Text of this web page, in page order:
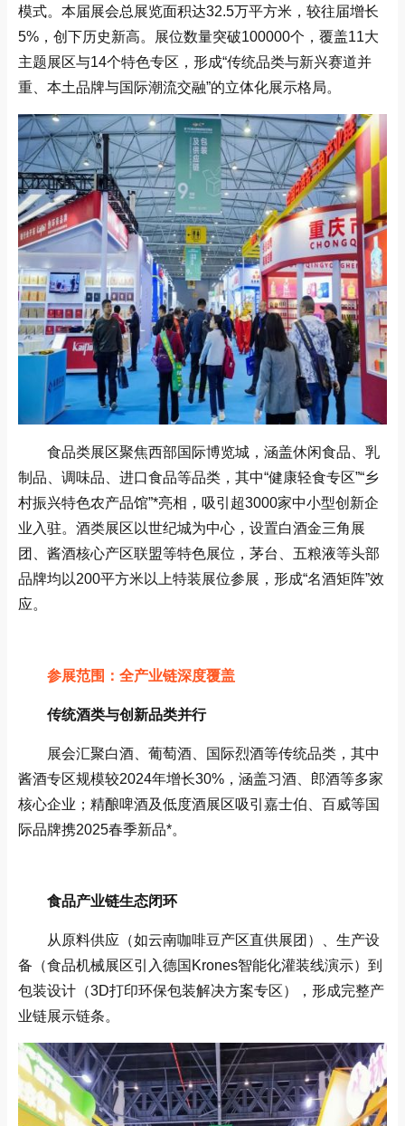
模式‌。本届展会总展览面积达32.5万平方米，较往届增长
5%，创下历史新高。展位数量突破100000个，覆盖11大
主题展区与14个特色专区，形成“传统品类与新兴赛道并
重、本土品牌与国际潮流交融”的立体化展示格局‌。
食品类展区聚焦西部国际博览城，涵盖休闲食品、乳
制品、调味品、进口食品等品类，其中“健康轻食专区”“乡
村振兴特色农产品馆”*亮相，吸引超3000家中小型创新企
业入驻‌。酒类展区以世纪城为中心，设置白酒金三角展
团、酱酒核心产区联盟等特色展位，茅台、五粮液等头部
品牌均以200平方米以上特装展位参展，形成“名酒矩阵”效
应‌。
参展范围：全产业链深度覆盖
‌传统酒类与创新品类并行‌
展会汇聚白酒、葡萄酒、国际烈酒等传统品类，其中
酱酒专区规模较2024年增长30%，涵盖习酒、郎酒等多家
核心企业；精酿啤酒及低度酒展区吸引嘉士伯、百威等国
际品牌携2025春季新品*‌。
‌食品产业链生态闭环‌
从原料供应（如云南咖啡豆产区直供展团）、生产设
备（食品机械展区引入德国Krones智能化灌装线演示）到
包装设计（3D打印环保包装解决方案专区），形成完整产
业链展示链条‌。